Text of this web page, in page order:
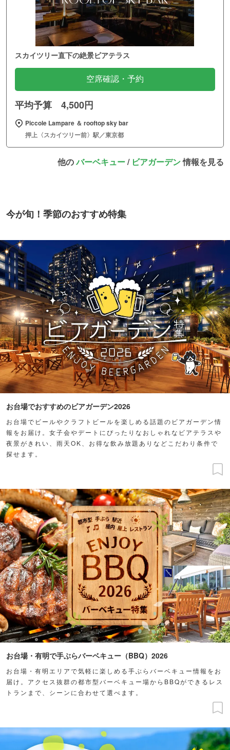
スカイツリー直下の絶景ビアテラス
空席確認・予約
平均予算 4,500円
Piccole Lampare ＆ rooftop sky bar
押上〈スカイツリー前〉駅／東京都
他のバーベキュー/ ビアガーデン情報を見る
今が旬！季節のおすすめ特集
お台場でおすすめのビアガーデン2026
お台場でビールやクラフトビールを楽しめる話題のビアガーデン情
報をお届け。女子会やデートにぴったりなおしゃれなビアテラスや
夜景がきれい、雨天OK、お得な飲み放題ありなどこだわり条件で
探せます。
お台場・有明で手ぶらバーベキュー（BBQ）2026
お台場・有明エリアで気軽に楽しめる手ぶらバーベキュー情報をお
届け。アクセス抜群の都市型バーベキュー場からBBQができるレス
トランまで、シーンに合わせて選べます。